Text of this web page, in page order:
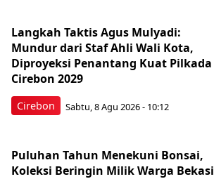
Cirebon
Langkah Taktis Agus Mulyadi:
Mundur dari Staf Ahli Wali Kota,
Diproyeksi Penantang Kuat Pilkada
Cirebon 2029
Sabtu, 8 Agu 2026 - 10:12
Puluhan Tahun Menekuni Bonsai,
Koleksi Beringin Milik Warga Bekasi